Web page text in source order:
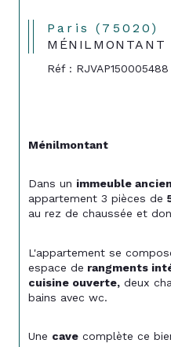
Paris (75020)
Réf : RJVAP150005488
Ménilmontant
Dans un immeuble
appartement 3 pièces de
au rez de chaussée et
L'appartement se
espace de rangments
cuisine ouverte, deux
bains avec wc.
Une cave complète ce